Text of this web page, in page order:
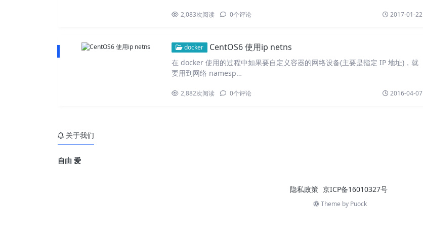
2,083次阅读 0个评论 2017-01-22
docker CentOS6 使用ip netns
在 docker 使用的过程中如果要自定义容器的网络设备(主要是指定 IP 地址)，就
要用到网络 namesp…
2,882次阅读 0个评论 2016-04-07
关于我们
自由 爱
隐私政策 京ICP备16010327号
Theme by Puock